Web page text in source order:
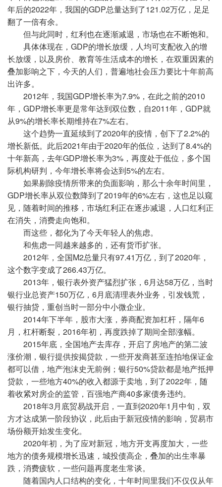
年后的2022年，我国的GDP总量达到了121.02万亿，足足
翻了一倍有余。
但与此同时，红利也在逐渐减退，市场也在不断饱和。
具体体现在，GDP的增长放缓，人均可支配收入的增
长放缓，以及房价、教育等生活成本的增长，在双重因素的
叠加影响之下，今天的人们，普遍地社会压力要比十年前高
出许多。
2012年，我国GDP增长率为7.9%，在此之前的2010
年，GDP增长率更是常年达到双位数，自2011年，GDP就
从9%的增长率长期维持在7%左右。
这个趋势一直延续到了2020年的疫情，创下了2.2%的
增长新低。此后2021年由于2020年的低位，达到了8.4%的
十年新高，去年GDP增长率为3%，再度处于低位，多个国
际机构研判，今年增长率将会达到5%的左右。
如果剔除疫情所带来的负面影响，那么十余年时间里，
GDP增长率从双位数降到了2019年的6%左右，这也足以窥
见，随着时间的推移，市场红利正在逐步减退，人口红利正
在消失，消费走向饱和。
而这些，都化为了今天年轻人的焦虑。
和焦虑一同越来越多的，还有货币扩张。
2012年，全国M2总量只有97.41万亿，到了2020年，
这个数字变成了266.43万亿。
2013年，银行表外资产猛烈扩张，6月达58万亿，当时
银行业总资产150万亿，6月底清理表外业务，引发钱荒，
银行抽贷，重创当时一部分中小微企业。
2014年下半年，股市大涨，券商配资加杠杆，隔年6
月，杠杆断裂，2016年初，再度跌掉了期间全部涨幅。
2015年底，全国地产去库存，开启了房地产的第二波
涨价潮，银行提供按揭贷款，一些开发商甚至连拍地保证金
都可以借，地产泡沫史无前例；银行50%贷款都是地产抵押
贷款，一些地方40%的收入都源于卖地，到了2022年，随
着收紧对房企的监管，百强地产商40多家债务违约。
2018年3月底贸易战开启，一直到2020年1月中旬，双
方才达成第一阶段协议，此后由于新冠疫情的影响，贸易市
场份额开始发生变化。
2020年初，为了应对新冠，地方开支再度加大，一些
地方的债务规模增长迅速，城投债高企，叠加的出生率暴
跌，消费疲软，一些问题再度老生常谈。
随着国内人口结构的变化，十年时间里我们不仅仅从年